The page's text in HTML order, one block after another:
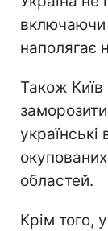
включаючи
наполягає
Також Київ
українські
областей.
Крім того,